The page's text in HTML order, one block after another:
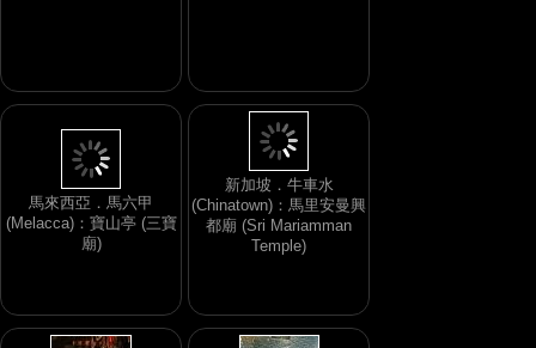
馬來西亞．馬六甲
(Melacca)：寶山亭 (三寶
廟)
新加坡．牛車水
(Chinatown)：馬里安曼興
都廟 (Sri Mariamman
Temple)